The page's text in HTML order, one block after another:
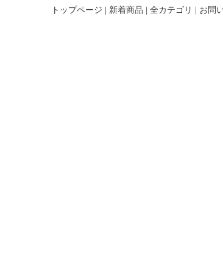
トップページ 新着商品 全カテゴリ お問